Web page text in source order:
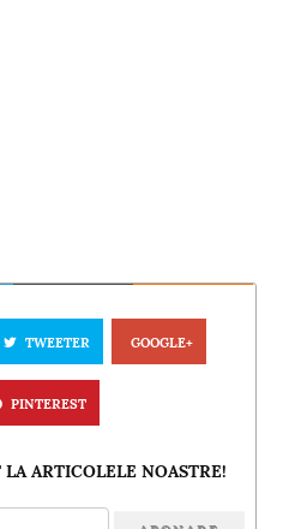
TWEETER GOOGLE+
PINTEREST
ARTICOLELE NOASTRE!